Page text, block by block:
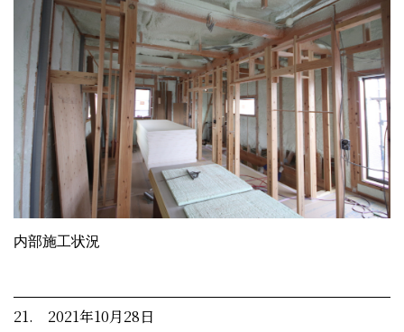
内部施工状況
21. 2021年10月28日